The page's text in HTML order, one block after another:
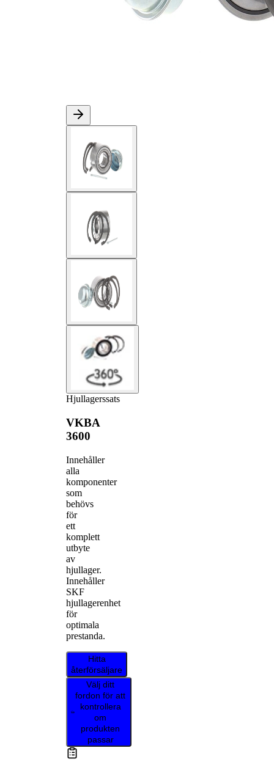
Hjullagerssats
VKBA
3600
Innehåller
alla
komponenter
som
behövs
för
ett
komplett
utbyte
av
hjullager.
Innehåller
SKF
hjullagerenhet
för
optimala
prestanda.
Hitta
återförsäljare
Välj ditt
fordon för att
kontrollera
om
produkten
passar